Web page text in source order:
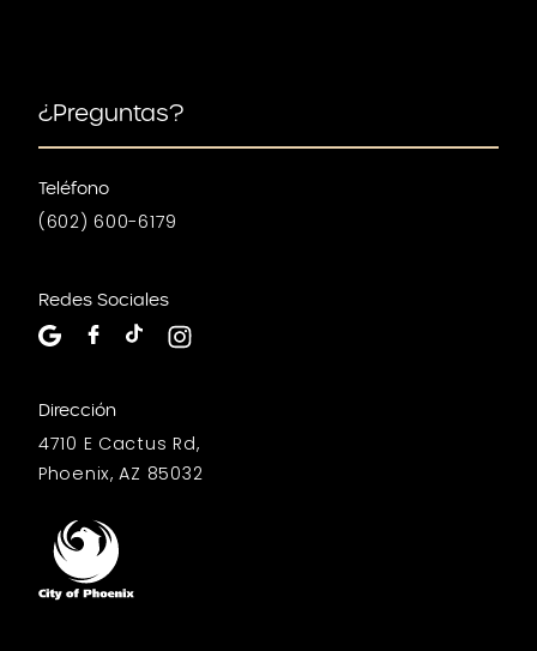
¿Preguntas?
Teléfono
(602) 600-6179
Redes Sociales
Dirección
4710 E Cactus Rd,
Phoenix, AZ 85032